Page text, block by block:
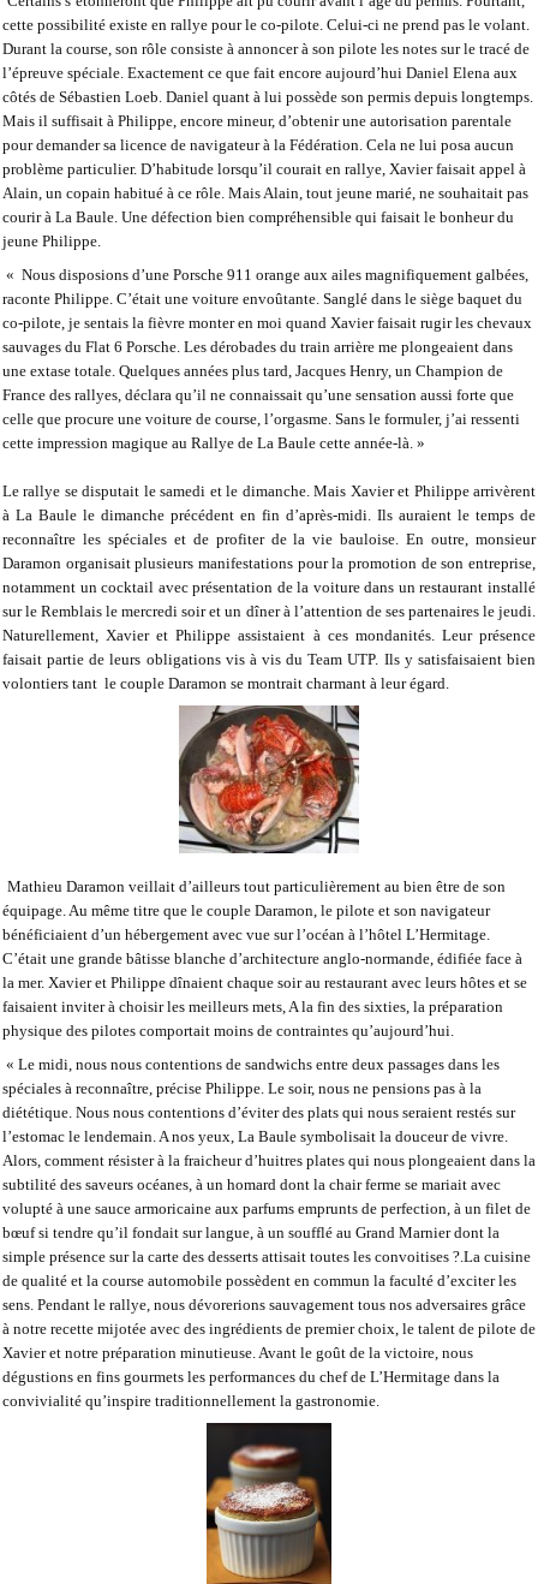
cette possibilité existe en rallye pour le co-pilote. Celui-ci ne prend pas le volant.
Durant la course, son rôle consiste à annoncer à son pilote les notes sur le tracé de
l’épreuve spéciale. Exactement ce que fait encore aujourd’hui Daniel Elena aux
côtés de Sébastien Loeb. Daniel quant à lui possède son permis depuis longtemps.
Mais il suffisait à Philippe, encore mineur, d’obtenir une autorisation parentale
pour demander sa licence de navigateur à la Fédération. Cela ne lui posa aucun
problème particulier. D’habitude lorsqu’il courait en rallye, Xavier faisait appel à
Alain, un copain habitué à ce rôle. Mais Alain, tout jeune marié, ne souhaitait pas
courir à La Baule. Une défection bien compréhensible qui faisait le bonheur du
jeune Philippe.
« Nous disposions d’une Porsche 911 orange aux ailes magnifiquement galbées,
raconte Philippe. C’était une voiture envoûtante. Sanglé dans le siège baquet du
co-pilote, je sentais la fièvre monter en moi quand Xavier faisait rugir les chevaux
sauvages du Flat 6 Porsche. Les dérobades du train arrière me plongeaient dans
une extase totale. Quelques années plus tard, Jacques Henry, un Champion de
France des rallyes, déclara qu’il ne connaissait qu’une sensation aussi forte que
celle que procure une voiture de course, l’orgasme. Sans le formuler, j’ai ressenti
cette impression magique au Rallye de La Baule cette année-là. »
Le rallye se disputait le samedi et le dimanche. Mais Xavier et Philippe arrivèrent
à La Baule le dimanche précédent en fin d’après-midi. Ils auraient le temps de
reconnaître les spéciales et de profiter de la vie bauloise. En outre, monsieur
Daramon organisait plusieurs manifestations pour la promotion de son entreprise,
notamment un cocktail avec présentation de la voiture dans un restaurant installé
sur le Remblais le mercredi soir et un dîner à l’attention de ses partenaires le jeudi.
Naturellement, Xavier et Philippe assistaient à ces mondanités. Leur présence
faisait partie de leurs obligations vis à vis du Team UTP. Ils y satisfaisaient bien
volontiers tant le couple Daramon se montrait charmant à leur égard.
Mathieu Daramon veillait d’ailleurs tout particulièrement au bien être de son
équipage. Au même titre que le couple Daramon, le pilote et son navigateur
bénéficiaient d’un hébergement avec vue sur l’océan à l’hôtel L’Hermitage.
C’était une grande bâtisse blanche d’architecture anglo-normande, édifiée face à
la mer. Xavier et Philippe dînaient chaque soir au restaurant avec leurs hôtes et se
faisaient inviter à choisir les meilleurs mets, A la fin des sixties, la préparation
physique des pilotes comportait moins de contraintes qu’aujourd’hui.
« Le midi, nous nous contentions de sandwichs entre deux passages dans les
spéciales à reconnaître, précise Philippe. Le soir, nous ne pensions pas à la
diététique. Nous nous contentions d’éviter des plats qui nous seraient restés sur
l’estomac le lendemain. A nos yeux, La Baule symbolisait la douceur de vivre.
Alors, comment résister à la fraicheur d’huitres plates qui nous plongeaient dans la
subtilité des saveurs océanes, à un homard dont la chair ferme se mariait avec
volupté à une sauce armoricaine aux parfums emprunts de perfection, à un filet de
bœuf si tendre qu’il fondait sur langue, à un soufflé au Grand Marnier dont la
simple présence sur la carte des desserts attisait toutes les convoitises ?.La cuisine
de qualité et la course automobile possèdent en commun la faculté d’exciter les
sens. Pendant le rallye, nous dévorerions sauvagement tous nos adversaires grâce
à notre recette mijotée avec des ingrédients de premier choix, le talent de pilote de
Xavier et notre préparation minutieuse. Avant le goût de la victoire, nous
dégustions en fins gourmets les performances du chef de L’Hermitage dans la
convivialité qu’inspire traditionnellement la gastronomie.